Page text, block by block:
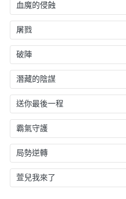
血魔的侵蝕
屠戮
破陣
潛藏的陰謀
送你最後一程
霸氣守護
局勢逆轉
萱兒我來了